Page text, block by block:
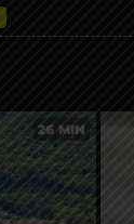
26 MIN